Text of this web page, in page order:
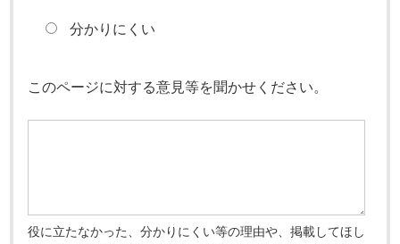
分かりにくい
このページに対する意見等を聞かせください。
役に立たなかった、分かりにくい等の理由や、掲載してほし